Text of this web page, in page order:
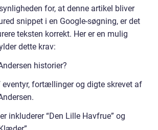
for, at denne artikel bliver
snippet i en Google-søgning, er det
teksten korrekt. Her er en mulig
dette krav:
historier?
fortællinger og digte skrevet af
inkluderer “Den Lille Havfrue” og